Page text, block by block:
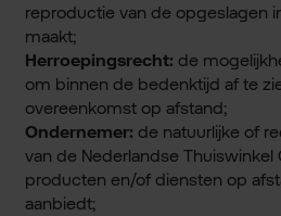
reproductie van de opgeslagen
maakt;
Herroepingsrecht: de
om binnen de bedenktijd af te
overeenkomst op afstand;
Ondernemer: de natuurlijke of
van de Nederlandse Thuiswinkel
producten en/of diensten op
aanbiedt;